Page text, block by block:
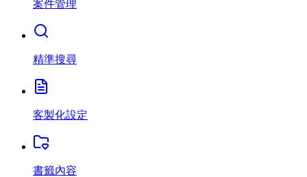
案件管理
精準搜尋
客製化設定
書籤內容